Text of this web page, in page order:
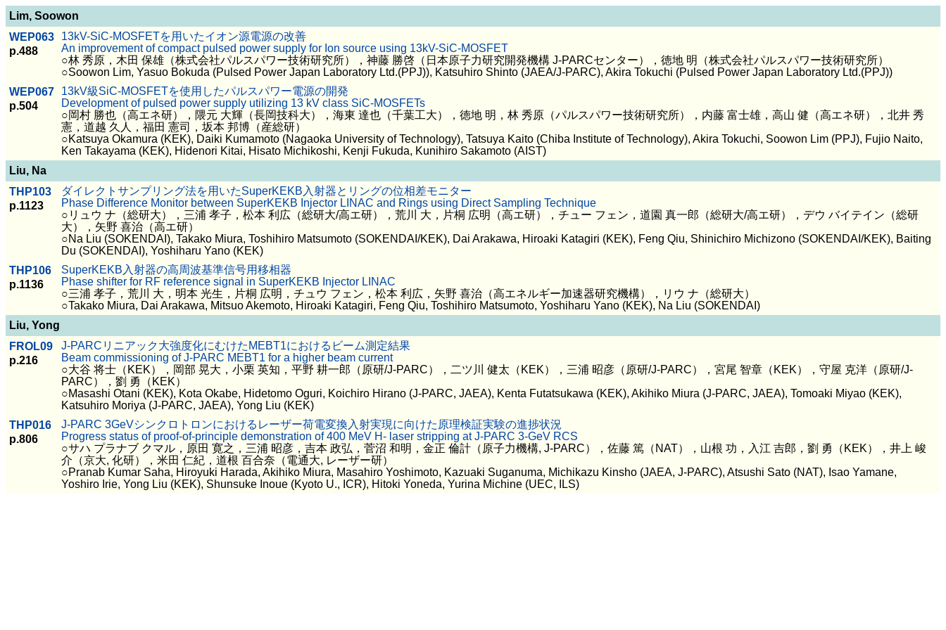
Lim, Soowon
WEP063
p.488
13kV-SiC-MOSFETを用いたイオン源電源の改善
An improvement of compact pulsed power supply for Ion source using 13kV-SiC-MOSFET
○林 秀原，木田 保雄（株式会社パルスパワー技術研究所），神藤 勝啓（日本原子力研究開発機構 J-PARCセンター），徳地 明（株式会社パルスパワー技術研究所）
○Soowon Lim, Yasuo Bokuda (Pulsed Power Japan Laboratory Ltd.(PPJ)), Katsuhiro Shinto (JAEA/J-PARC), Akira Tokuchi (Pulsed Power Japan Laboratory Ltd.(PPJ))
WEP067
p.504
13kV級SiC-MOSFETを使用したパルスパワー電源の開発
Development of pulsed power supply utilizing 13 kV class SiC-MOSFETs
○岡村 勝也（高エネ研），隈元 大輝（長岡技科大），海東 達也（千葉工大），徳地 明，林 秀原（パルスパワー技術研究所），内藤 富士雄，高山 健（高エネ研），北井 秀
憲，道越 久人，福田 憲司，坂本 邦博（産総研）
○Katsuya Okamura (KEK), Daiki Kumamoto (Nagaoka University of Technology), Tatsuya Kaito (Chiba Institute of Technology), Akira Tokuchi, Soowon Lim (PPJ), Fujio Naito,
Ken Takayama (KEK), Hidenori Kitai, Hisato Michikoshi, Kenji Fukuda, Kunihiro Sakamoto (AIST)
Liu, Na
THP103
p.1123
ダイレクトサンプリング法を用いたSuperKEKB入射器とリングの位相差モニター
Phase Difference Monitor between SuperKEKB Injector LINAC and Rings using Direct Sampling Technique
○リュウ ナ（総研大），三浦 孝子，松本 利広（総研大/高エ研），荒川 大，片桐 広明（高エ研），チュー フェン，道園 真一郎（総研大/高エ研），デウ バイテイン（総研
大），矢野 喜治（高エ研）
○Na Liu (SOKENDAI), Takako Miura, Toshihiro Matsumoto (SOKENDAI/KEK), Dai Arakawa, Hiroaki Katagiri (KEK), Feng Qiu, Shinichiro Michizono (SOKENDAI/KEK), Baiting
Du (SOKENDAI), Yoshiharu Yano (KEK)
THP106
p.1136
SuperKEKB入射器の高周波基準信号用移相器
Phase shifter for RF reference signal in SuperKEKB Injector LINAC
○三浦 孝子，荒川 大，明本 光生，片桐 広明，チュウ フェン，松本 利広，矢野 喜治（高エネルギー加速器研究機構），リウ ナ（総研大）
○Takako Miura, Dai Arakawa, Mitsuo Akemoto, Hiroaki Katagiri, Feng Qiu, Toshihiro Matsumoto, Yoshiharu Yano (KEK), Na Liu (SOKENDAI)
Liu, Yong
FROL09
p.216
J-PARCリニアック大強度化にむけたMEBT1におけるビーム測定結果
Beam commissioning of J-PARC MEBT1 for a higher beam current
○大谷 将士（KEK），岡部 晃大，小栗 英知，平野 耕一郎（原研/J-PARC），二ツ川 健太（KEK），三浦 昭彦（原研/J-PARC），宮尾 智章（KEK），守屋 克洋（原研/J-
PARC），劉 勇（KEK）
○Masashi Otani (KEK), Kota Okabe, Hidetomo Oguri, Koichiro Hirano (J-PARC, JAEA), Kenta Futatsukawa (KEK), Akihiko Miura (J-PARC, JAEA), Tomoaki Miyao (KEK),
Katsuhiro Moriya (J-PARC, JAEA), Yong Liu (KEK)
THP016
p.806
J-PARC 3GeVシンクロトロンにおけるレーザー荷電変換入射実現に向けた原理検証実験の進捗状況
Progress status of proof-of-principle demonstration of 400 MeV H- laser stripping at J-PARC 3-GeV RCS
○サハ プラナブ クマル，原田 寛之，三浦 昭彦，吉本 政弘，菅沼 和明，金正 倫計（原子力機構, J-PARC），佐藤 篤（NAT），山根 功，入江 吉郎，劉 勇（KEK），井上 峻
介（京大, 化研），米田 仁紀，道根 百合奈（電通大, レーザー研）
○Pranab Kumar Saha, Hiroyuki Harada, Akihiko Miura, Masahiro Yoshimoto, Kazuaki Suganuma, Michikazu Kinsho (JAEA, J-PARC), Atsushi Sato (NAT), Isao Yamane,
Yoshiro Irie, Yong Liu (KEK), Shunsuke Inoue (Kyoto U., ICR), Hitoki Yoneda, Yurina Michine (UEC, ILS)